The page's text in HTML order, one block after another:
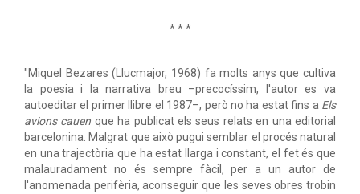
* * *
"Miquel Bezares (Llucmajor, 1968) fa molts anys que cultiva
la poesia i la narrativa breu –precocíssim, l'autor es va
autoeditar el primer llibre el 1987–, però no ha estat fins a Els
avions cauen que ha publicat els seus relats en una editorial
barcelonina. Malgrat que això pugui semblar el procés natural
en una trajectòria que ha estat llarga i constant, el fet és que
malauradament no és sempre fàcil, per a un autor de
l'anomenada perifèria, aconseguir que les seves obres trobin